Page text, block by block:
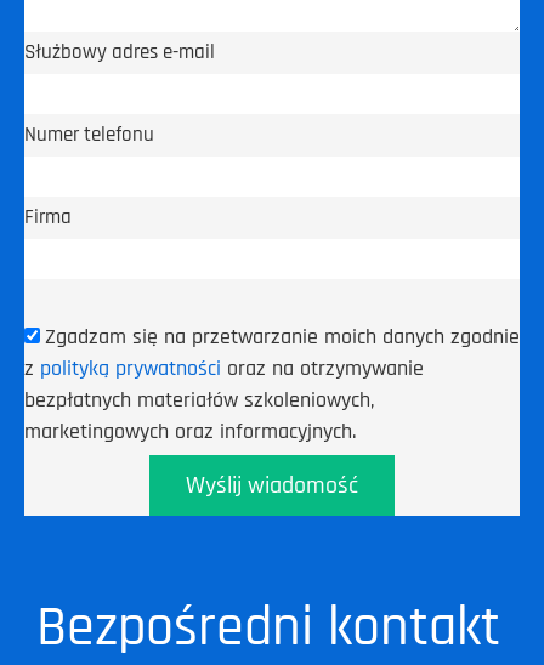
Służbowy adres e-mail
Numer telefonu
Firma
Zgadzam się na przetwarzanie moich danych zgodnie
z polityką prywatności oraz na otrzymywanie
bezpłatnych materiałów szkoleniowych,
marketingowych oraz informacyjnych.
Wyślij wiadomość
Bezpośredni kontakt